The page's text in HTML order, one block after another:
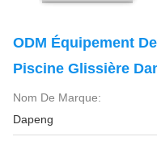
ODM Équipement
Piscine Glissière
Nom De Marque:
Dapeng